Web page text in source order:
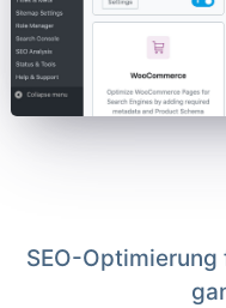
SEO-